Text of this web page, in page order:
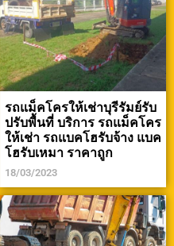
รถแม็คโครให้เช่าบุรีรัมย์รับ
ปรับพื้นที่ บริการ รถแม็คโคร
ให้เช่า รถแบคโฮรับจ้าง แบค
โฮรับเหมา ราคาถูก
18/03/2023